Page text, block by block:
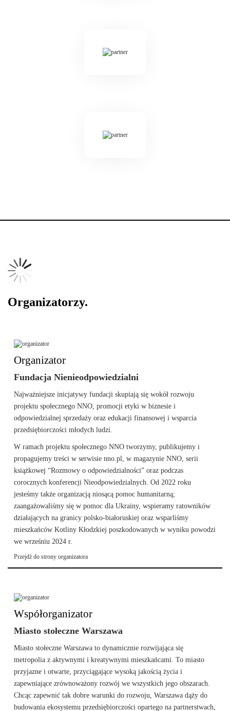
Organizatorzy.
Organizator
Fundacja Nienieodpowiedzialni
Najważniejsze inicjatywy fundacji skupiają się wokół rozwoju
projektu społecznego NNO, promocji etyki w biznesie i
odpowiedzialnej sprzedaży oraz edukacji finansowej i wsparcia
przedsiębiorczości młodych ludzi.
W ramach projektu społecznego NNO tworzymy, publikujemy i
propagujemy treści w serwisie nno.pl, w magazynie NNO, serii
książkowej “Rozmowy o odpowiedzialności” oraz podczas
corocznych konferencji Nieodpowiedzialnych. Od 2022 roku
jesteśmy także organizacją niosącą pomoc humanitarną;
zaangażowaliśmy się w pomoc dla Ukrainy, wspieramy ratowników
działających na granicy polsko-białoruskiej oraz wsparliśmy
mieszkańców Kotliny Kłodzkiej poszkodowanych w wyniku powodzi
we wrześniu 2024 r.
Przejdź do strony organizatora
Współorganizator
Miasto stołeczne Warszawa
Miasto stołeczne Warszawa to dynamicznie rozwijająca się
metropolia z aktywnymi i kreatywnymi mieszkańcami. To miasto
przyjazne i otwarte, przyciągające wysoką jakością życia i
zapewniające zrównoważony rozwój we wszystkich jego obszarach.
Chcąc zapewnić tak dobre warunki do rozwoju, Warszawa dąży do
budowania ekosystemu przedsiębiorczości opartego na partnerstwach,